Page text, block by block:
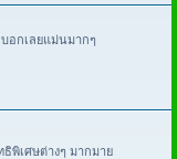
อกเลยแม่นมากๆ
พิเศษต่างๆ มากมาย